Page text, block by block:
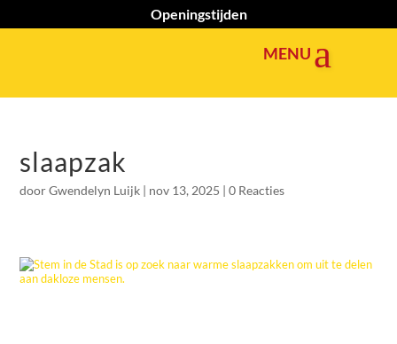
Openingstijden
slaapzak
doorGwendelyn Luijk | nov 13, 2025 |0 Reacties